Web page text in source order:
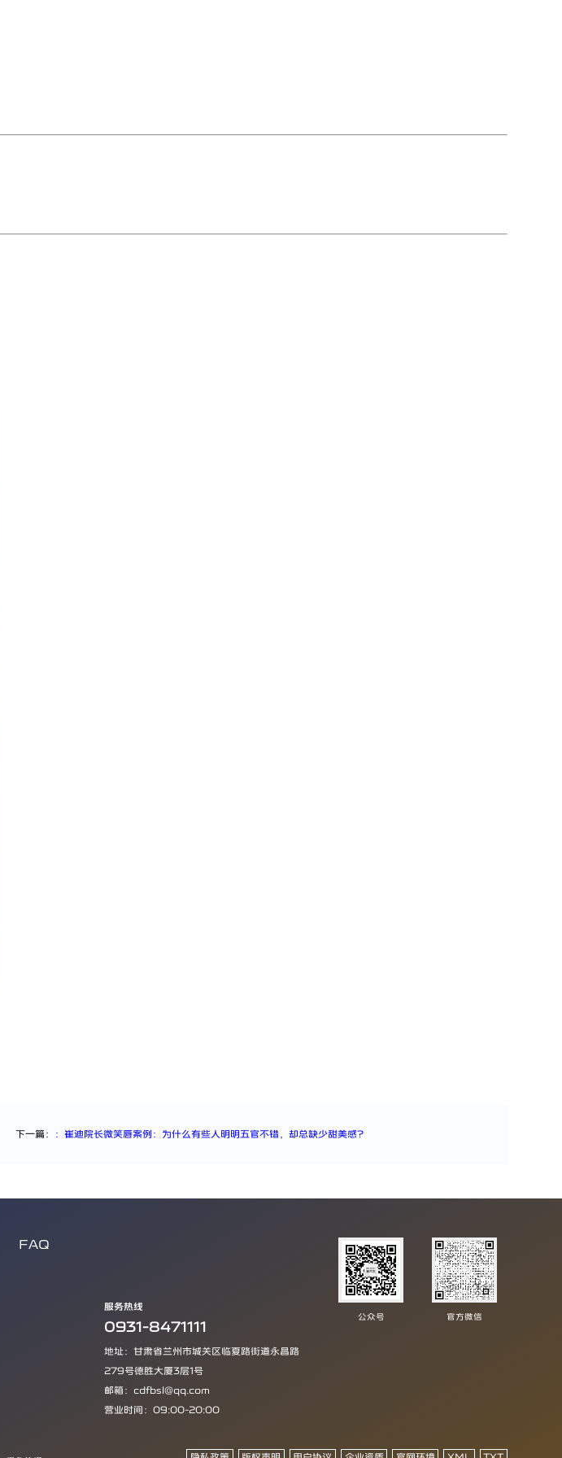
下一篇： ：崔迪院长微笑唇案例：为什么有些人明明五官不错，却总缺少甜美感？
FAQ
官方微信
公众号
服务热线
0931-8471111
地址：甘肃省兰州市城关区临夏路街道永昌路
279号德胜大厦3层1号
邮箱：cdfbsl@qq.com
营业时间：09:00-20:00